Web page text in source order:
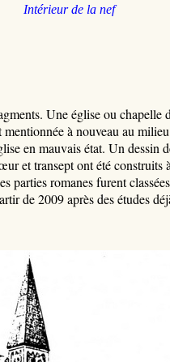
Intérieur de la nef
Une église ou
mentionnée à nouveau au
en mauvais état. Un
et transept ont été
romanes furent
de 2009 après des études